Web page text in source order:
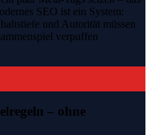
SEO ist ein System:
und Autorität müssen
verpuffen
– ohne